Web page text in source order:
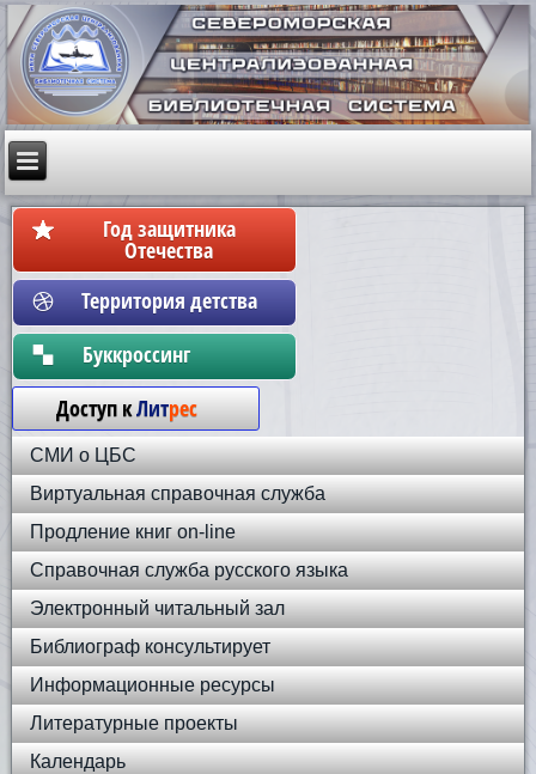
Год защитника
Отечества
Территория детства
Бyккpoccинг
Доступ кЛитрес
СМИ о ЦБС
Виртуальная справочная служба
Продление книг on-line
Справочная служба русского языка
Электронный читальный зал
Библиограф консультирует
Информационные ресурсы
Литературные проекты
Календарь